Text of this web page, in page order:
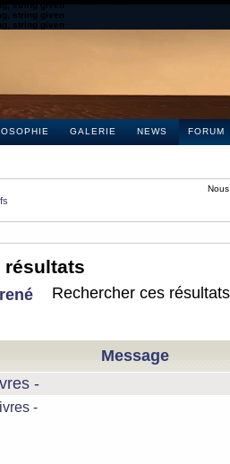
string given
string given
string given
GALERIE NEWS FORUM
résultats
rené
Rechercher ces
Message
-
-